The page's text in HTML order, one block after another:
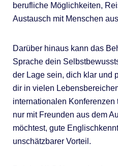
berufliche Möglichkeiten,
Austausch mit Menschen
Darüber hinaus kann das
Sprache dein
der Lage sein, dich klar und
dir in vielen
internationalen
nur mit Freunden aus dem
möchtest, gute
unschätzbarer Vorteil.